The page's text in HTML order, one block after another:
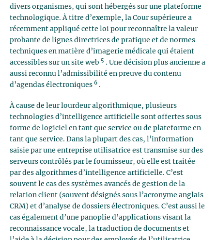
divers organismes, qui sont hébergés sur une plateforme
technologique. À titre d’exemple, la Cour supérieure a
récemment appliqué cette loi pour reconnaître la valeur
probante de lignes directrices de pratique et de normes
techniques en matière d’imagerie médicale qui étaient
accessibles sur un site web 5 . Une décision plus ancienne a
aussi reconnu l’admissibilité en preuve du contenu
d’agendas électroniques 6 .
À cause de leur lourdeur algorithmique, plusieurs
technologies d’intelligence artificielle sont offertes sous
forme de logiciel en tant que service ou de plateforme en
tant que service. Dans la plupart des cas, l’information
saisie par une entreprise utilisatrice est transmise sur des
serveurs contrôlés par le fournisseur, où elle est traitée
par des algorithmes d’intelligence artificielle. C’est
souvent le cas des systèmes avancés de gestion de la
relation client (souvent désignés sous l’acronyme anglais
CRM) et d’analyse de dossiers électroniques. C’est aussi le
cas également d’une panoplie d’applications visant la
reconnaissance vocale, la traduction de documents et